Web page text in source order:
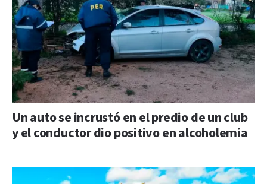
Un auto se incrustó en el predio de un club
y el conductor dio positivo en alcoholemia